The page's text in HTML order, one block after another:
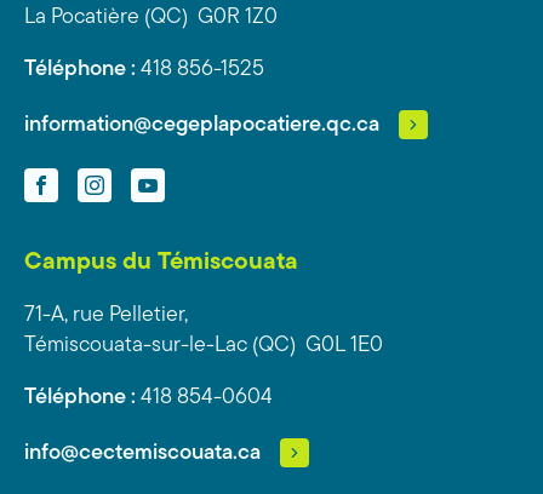
La Pocatière (QC) G0R 1Z0
Téléphone : 418 856-1525
information@cegeplapocatiere.qc.ca
FacebookInstagramYouTube
Campus du Témiscouata
71-A, rue Pelletier,
Témiscouata-sur-le-Lac (QC) G0L 1E0
Téléphone : 418 854-0604
info@cectemiscouata.ca